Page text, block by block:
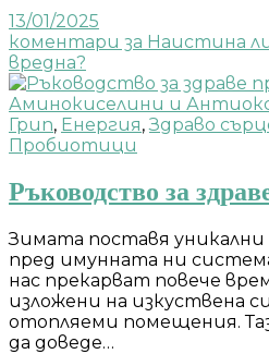
13/01/2025
коментари за Наистина
вредна?
Аминокиселини и
Грип, Енергия,Здраво
Пробиотици
Ръководство за
Зимата поставя
пред имунната ни
нас прекарват повече
изложени на изкуствена
отопляеми помещения.
да доведе…